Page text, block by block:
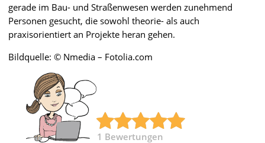
gerade im Bau- und Straßenwesen werden zunehmend
Personen gesucht, die sowohl theorie- als auch
praxisorientiert an Projekte heran gehen.
Bildquelle: © Nmedia – Fotolia.com
1 Bewertungen